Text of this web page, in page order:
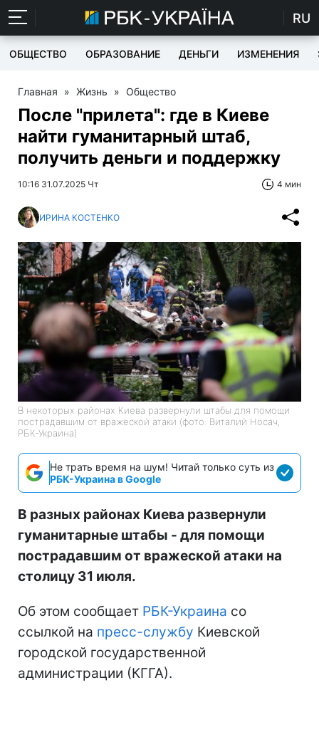
RU
ОБЩЕСТВО ОБРАЗОВАНИЕ ДЕНЬГИ ИЗМЕНЕНИЯ
Главная » Жизнь » Общество
После "прилета": где в Киеве
найти гуманитарный штаб,
получить деньги и поддержку
10:16 31.07.2025 Чт 4 мин
ИРИНА КОСТЕНКО
В некоторых районах Киева развернули штабы для помощи
пострадавшим от вражеской атаки (фото: Виталий Носач,
РБК-Украина)
Не трать время на шум! Читай только суть из
РБК-Украина в Google
В разных районах Киева развернули
гуманитарные штабы - для помощи
пострадавшим от вражеской атаки на
столицу 31 июля.
Об этом сообщает РБК-Украина со
ссылкой на пресс-службу Киевской
городской государственной
администрации (КГГА).